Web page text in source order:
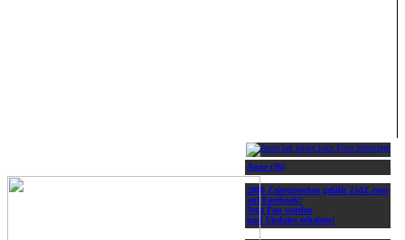
Anne (36)
2000 Zeitreisenden gefällt ZidZ.com
auf Facebook!
Jetzt Fan werden
und Updates erhalten!